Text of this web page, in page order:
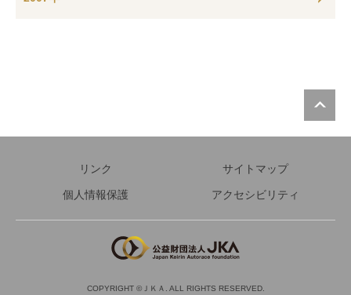
リンク サイトマップ
個人情報保護 アクセシビリティ
COPYRIGHT ©ＪＫＡ. ALL RIGHTS RESERVED.